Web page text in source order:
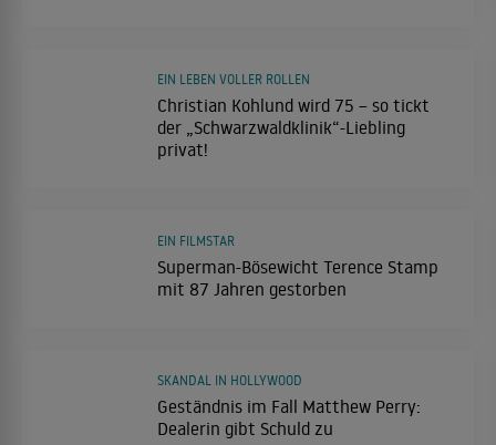
Christian Kohlund wird 75 – so tickt
der „Schwarzwaldklinik“-Liebling
privat!
EIN LEBEN VOLLER ROLLEN
Superman-Bösewicht Terence Stamp
mit 87 Jahren gestorben
EIN FILMSTAR
Geständnis im Fall Matthew Perry:
Dealerin gibt Schuld zu
SKANDAL IN HOLLYWOOD